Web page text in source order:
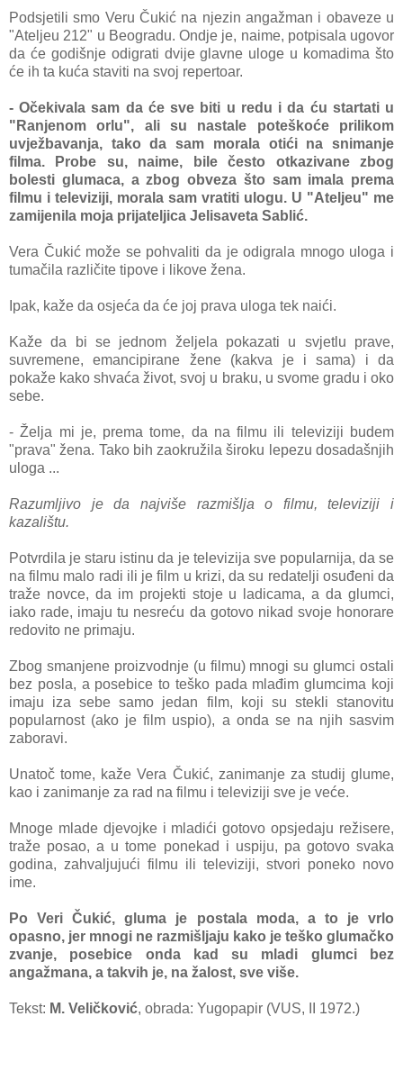
Podsjetili smo Veru Čukić na njezin angažman i obaveze u
"Ateljeu 212" u Beogradu. Ondje je, naime, potpisala ugovor
da će godišnje odigrati dvije glavne uloge u komadima što
će ih ta kuća staviti na svoj repertoar.
- Očekivala sam da će sve biti u redu i da ću startati u
"Ranjenom orlu", ali su nastale poteškoće prilikom
uvježbavanja, tako da sam morala otići na snimanje
filma. Probe su, naime, bile često otkazivane zbog
bolesti glumaca, a zbog obveza što sam imala prema
filmu i televiziji, morala sam vratiti ulogu. U "Ateljeu" me
zamijenila moja prijateljica Jelisaveta Sablić.
Vera Čukić može se pohvaliti da je odigrala mnogo uloga i
tumačila različite tipove i likove žena.
Ipak, kaže da osjeća da će joj prava uloga tek naići.
Kaže da bi se jednom željela pokazati u svjetlu prave,
suvremene, emancipirane žene (kakva je i sama) i da
pokaže kako shvaća život, svoj u braku, u svome gradu i oko
sebe.
- Želja mi je, prema tome, da na filmu ili televiziji budem
"prava" žena. Tako bih zaokružila široku lepezu dosadašnjih
uloga ...
Razumljivo je da najviše razmišlja o filmu, televiziji i
kazalištu.
Potvrdila je staru istinu da je televizija sve popularnija, da se
na filmu malo radi ili je film u krizi, da su redatelji osuđeni da
traže novce, da im projekti stoje u ladicama, a da glumci,
iako rade, imaju tu nesreću da gotovo nikad svoje honorare
redovito ne primaju.
Zbog smanjene proizvodnje (u filmu) mnogi su glumci ostali
bez posla, a posebice to teško pada mlađim glumcima koji
imaju iza sebe samo jedan film, koji su stekli stanovitu
popularnost (ako je film uspio), a onda se na njih sasvim
zaboravi.
Unatoč tome, kaže Vera Čukić, zanimanje za studij glume,
kao i zanimanje za rad na filmu i televiziji sve je veće.
Mnoge mlade djevojke i mladići gotovo opsjedaju režisere,
traže posao, a u tome ponekad i uspiju, pa gotovo svaka
godina, zahvaljujući filmu ili televiziji, stvori poneko novo
ime.
Po Veri Čukić, gluma je postala moda, a to je vrlo
opasno, jer mnogi ne razmišljaju kako je teško glumačko
zvanje, posebice onda kad su mladi glumci bez
angažmana, a takvih je, na žalost, sve više.
Tekst: M. Veličković, obrada: Yugopapir (VUS, II 1972.)